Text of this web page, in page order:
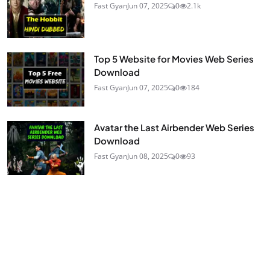
Fast GyanJun 07, 2025 0 2.1k
Top 5 Website for Movies Web Series
Download
Fast GyanJun 07, 2025 0 184
Avatar the Last Airbender Web Series
Download
Fast GyanJun 08, 2025 0 93